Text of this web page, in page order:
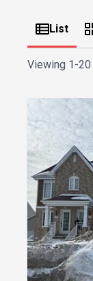
List
Viewing 1-